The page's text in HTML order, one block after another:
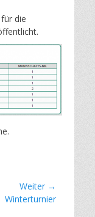
die
Weiter →
Winterturnier